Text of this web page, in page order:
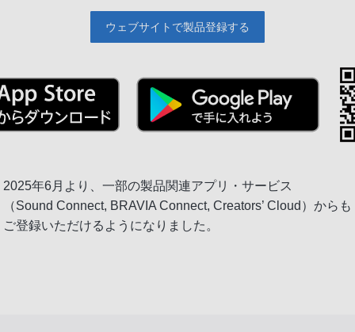
ウェブサイトで製品登録する
2025年6月より、一部の製品関連アプリ・サービス
（Sound Connect, BRAVIA Connect, Creators’ Cloud）からも
ご登録いただけるようになりました。